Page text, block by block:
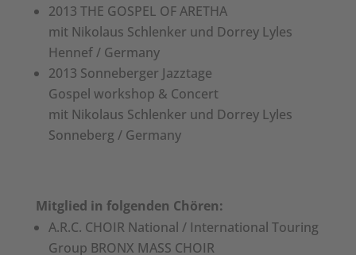
2013 THE GOSPEL OF ARETHA
mit Nikolaus Schlenker und Dorrey Lyles
Hennef / Germany
2013 Sonneberger Jazztage
Gospel workshop & Concert
mit Nikolaus Schlenker und Dorrey Lyles
Sonneberg / Germany
Mitglied in folgenden Chören:
A.R.C. CHOIR National / International Touring
Group BRONX MASS CHOIR